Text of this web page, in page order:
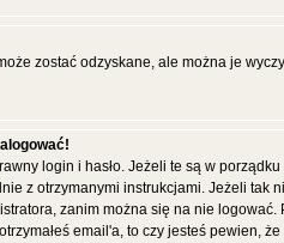
zostać odzyskane, ale można je
login i hasło. Jeżeli te są w
z otrzymanymi instrukcjami. Jeżeli
zanim można się na nie
email'a, to czy jesteś pewien,